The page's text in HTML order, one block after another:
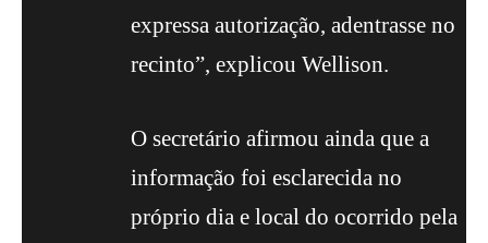
expressa autorização, adentrasse no
recinto”, explicou Wellison.
O secretário afirmou ainda que a
informação foi esclarecida no
próprio dia e local do ocorrido pela